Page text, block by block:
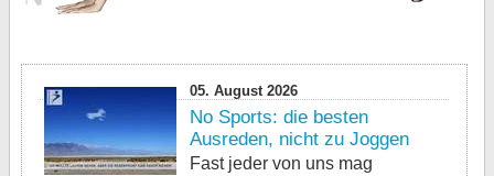
05. August 2026
No Sports: die besten
Ausreden, nicht zu Joggen
Fast jeder von uns mag